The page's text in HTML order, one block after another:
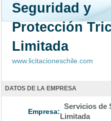
Seguridad y
Protección
Limitada
www.licitacioneschile.com
DATOS DE LA EMPRESA
Empresa:
Servicios de
Limitada